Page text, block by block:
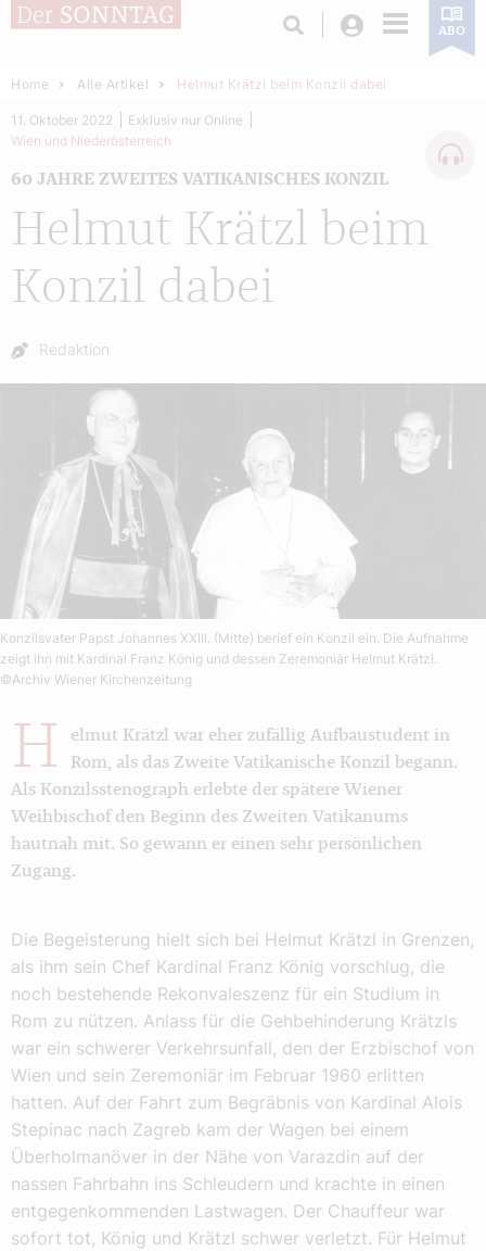
Login ABO
Home Alle Artikel Helmut Krätzl beim Konzil dabei
Helmut Krätzl beim
Konzil dabei
60 JAHRE ZWEITES VATIKANISCHES KONZIL
11. Oktober 2022
Exklusiv nur Online
Wien und Niederösterreich
Autor:
Redaktion
Konzilsvater Papst Johannes XXIII. (Mitte) berief ein Konzil ein. Die Aufnahme
zeigt ihn mit Kardinal Franz König und dessen Zeremoniär Helmut Krätzl.
©Archiv Wiener Kirchenzeitung
H
elmut Krätzl war eher zufällig Aufbaustudent in
Rom, als das Zweite Vatikanische Konzil begann.
Als Konzilsstenograph erlebte der spätere Wiener
Weihbischof den Beginn des Zweiten Vatikanums
hautnah mit. So gewann er einen sehr persönlichen
Zugang.
Die Begeisterung hielt sich bei Helmut Krätzl in Grenzen,
als ihm sein Chef Kardinal Franz König vorschlug, die
noch bestehende Rekonvaleszenz für ein Studium in
Rom zu nützen. Anlass für die Gehbehinderung Krätzls
war ein schwerer Verkehrsunfall, den der Erzbischof von
Wien und sein Zeremoniär im Februar 1960 erlitten
hatten. Auf der Fahrt zum Begräbnis von Kardinal Alois
Stepinac nach Zagreb kam der Wagen bei einem
Überholmanöver in der Nähe von Varazdin auf der
nassen Fahrbahn ins Schleudern und krachte in einen
entgegenkommenden Lastwagen. Der Chauffeur war
sofort tot, König und Krätzl schwer verletzt. Für Helmut